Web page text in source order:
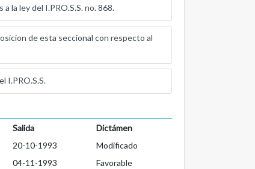
la ley del I.PRO.S.S. no. 868.
de esta seccional con respecto al
I.PRO.S.S.
Salida
Dictámen
20-10-1993
Modificado
04-11-1993
Favorable